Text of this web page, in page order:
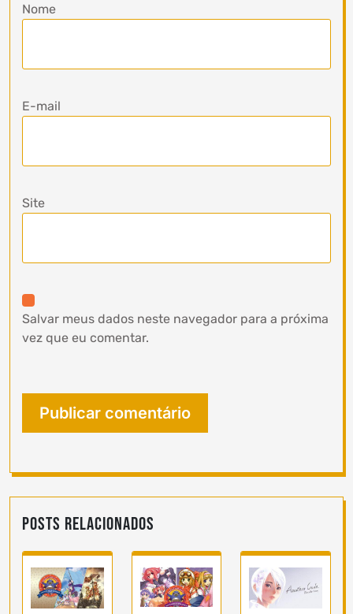
Nome
E-mail
Site
Salvar meus dados neste navegador para a próxima
vez que eu comentar.
Posts Relacionados